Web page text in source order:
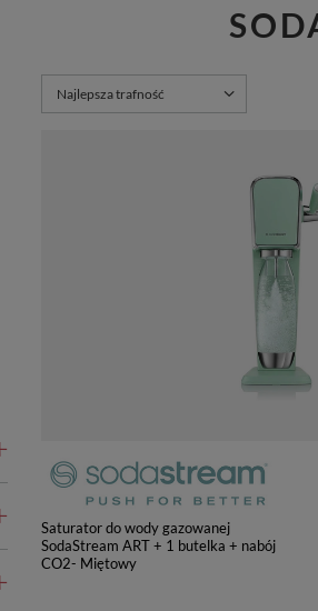
Zmień sortowanie
Najlepsza trafność
Saturator do wody gazowanej
SodaStream ART + 1 butelka + nabój
CO2- Miętowy